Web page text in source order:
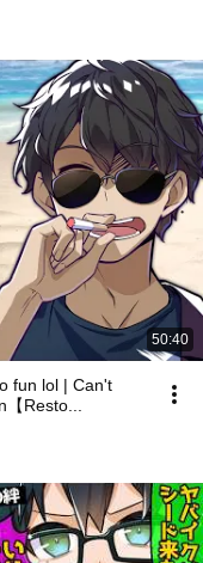
50:40
fun lol | Can't
Resto...